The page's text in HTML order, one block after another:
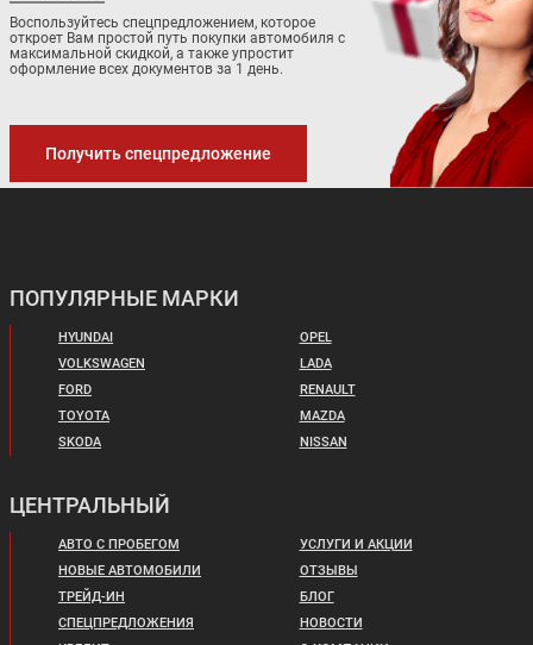
Воспользуйтесь спецпредложением, которое
откроет Вам простой путь покупки автомобиля с
максимальной скидкой, а также упростит
оформление всех документов за 1 день.
Получить спецпредложение
ПОПУЛЯРНЫЕ МАРКИ
HYUNDAI
VOLKSWAGEN
FORD
TOYOTA
SKODA
OPEL
LADA
RENAULT
MAZDA
NISSAN
ЦЕНТРАЛЬНЫЙ
АВТО С ПРОБЕГОМ
НОВЫЕ АВТОМОБИЛИ
ТРЕЙД-ИН
СПЕЦПРЕДЛОЖЕНИЯ
УСЛУГИ И АКЦИИ
ОТЗЫВЫ
БЛОГ
НОВОСТИ